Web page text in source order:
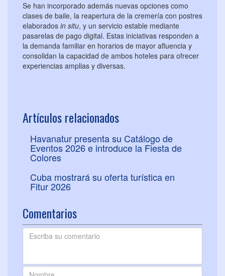
Se han incorporado además nuevas opciones como
clases de baile, la reapertura de la cremería con postres
elaborados in situ, y un servicio estable mediante
pasarelas de pago digital. Estas iniciativas responden a
la demanda familiar en horarios de mayor afluencia y
consolidan la capacidad de ambos hoteles para ofrecer
experiencias amplias y diversas.
Artículos relacionados
Havanatur presenta su Catálogo de
Eventos 2026 e introduce la Fiesta de
Colores
Cuba mostrará su oferta turística en
Fitur 2026
Comentarios